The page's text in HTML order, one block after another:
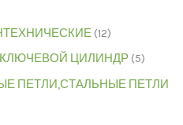
12
КЛЮЧЕВОЙ ЦИЛИНДР 5
ПЕТЛИ,СТАЛЬНЫЕ ПЕТЛИ